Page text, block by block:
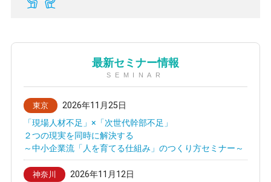
最新セミナー情報
SEMINAR
東京
2026年11月25日
「現場人材不足」×「次世代幹部不足」
２つの現実を同時に解決する
～中小企業流「人を育てる仕組み」のつくり方セミナー～
神奈川
2026年11月12日